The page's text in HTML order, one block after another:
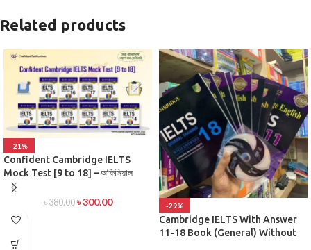
Related products
-21%
Confident Cambridge IELTS
Mock Test [9 to 18] – অফিসিয়াল
প্র্যাকটিস টেস্ট সিরিজ
৳380.00 ৳300.00 -29%
Cambridge IELTS With Answer
11-18 Book (General) Without